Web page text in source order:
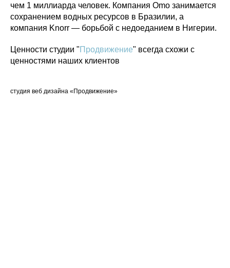
чем 1 миллиарда человек. Компания Omo занимается
сохранением водных ресурсов в Бразилии, а
компания Knorr — борьбой с недоеданием в Нигерии.
Ценности студии "Продвижение" всегда схожи с
ценностями наших клиентов
студия веб дизайна «Продвижение»